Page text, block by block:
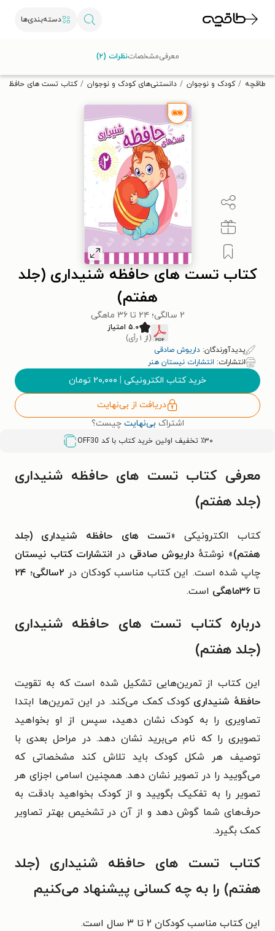
دسته‌بندی‌ها
تخفیف از طاقچه دریافت کن.
طاقچه کودک و نوجوان دانستنی‌های کودک و نوجوان کتاب تست های حافظه
کتاب تست های حافظه شنیداری (جلد
هفتم)
۲ سالگی؛ ۲۴ تا ۳۶ ماهگی
۵.۰ امتیاز
(از ۱ رأی)
پدیدآورندگان: داریوش صادقی
انتشارات: انتشارات نیستان هنر
خرید کتاب الکترونیکی | ۲۰,۰۰۰ تومان
دریافت از بی‌نهایت
اشتراک بی‌نهایت چیست؟
٪۳۰ تخفیف اولین خرید کتاب با کد OFF30
معرفیمشخصاتنظرات (۲)
معرفی کتاب تست های حافظه شنیداری
(جلد هفتم)
کتاب الکترونیکی «تست های حافظه شنیداری (جلد
هفتم)» نوشتهٔ داریوش صادقی در انتشارات کتاب نیستان
چاپ شده است. این کتاب مناسب کودکان در
۲سالگی؛ ۲۴
تا ۳۶ماهگی
است.
درباره کتاب تست های حافظه شنیداری
(جلد هفتم)
این کتاب از تمرین‌هایی تشکیل شده است که به تقویت
حافظهٔ شنیداری کودک کمک می‌کند. در این تمرین‌ها ابتدا
تصاویری را به کودک نشان دهید، سپس از او بخواهید
تصویری را که نام می‌برید نشان دهد. در مراحل بعدی با
توصیف هر شکل کودک باید تلاش کند مشخصاتی که
می‌گویید را در تصویر نشان دهد. همچنین اسامی اجزای هر
تصویر را به تفکیک بگویید و از کودک بخواهید بادقت به
حرف‌های شما گوش دهد و از آن در تشخیص بهتر تصاویر
کمک بگیرد.
کتاب ‌تست های حافظه شنیداری (جلد
هفتم) را به چه کسانی پیشنهاد می‌کنیم
این کتاب مناسب کودکان ۲ تا ۳ سال است.